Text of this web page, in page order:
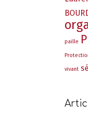
paille
vivant